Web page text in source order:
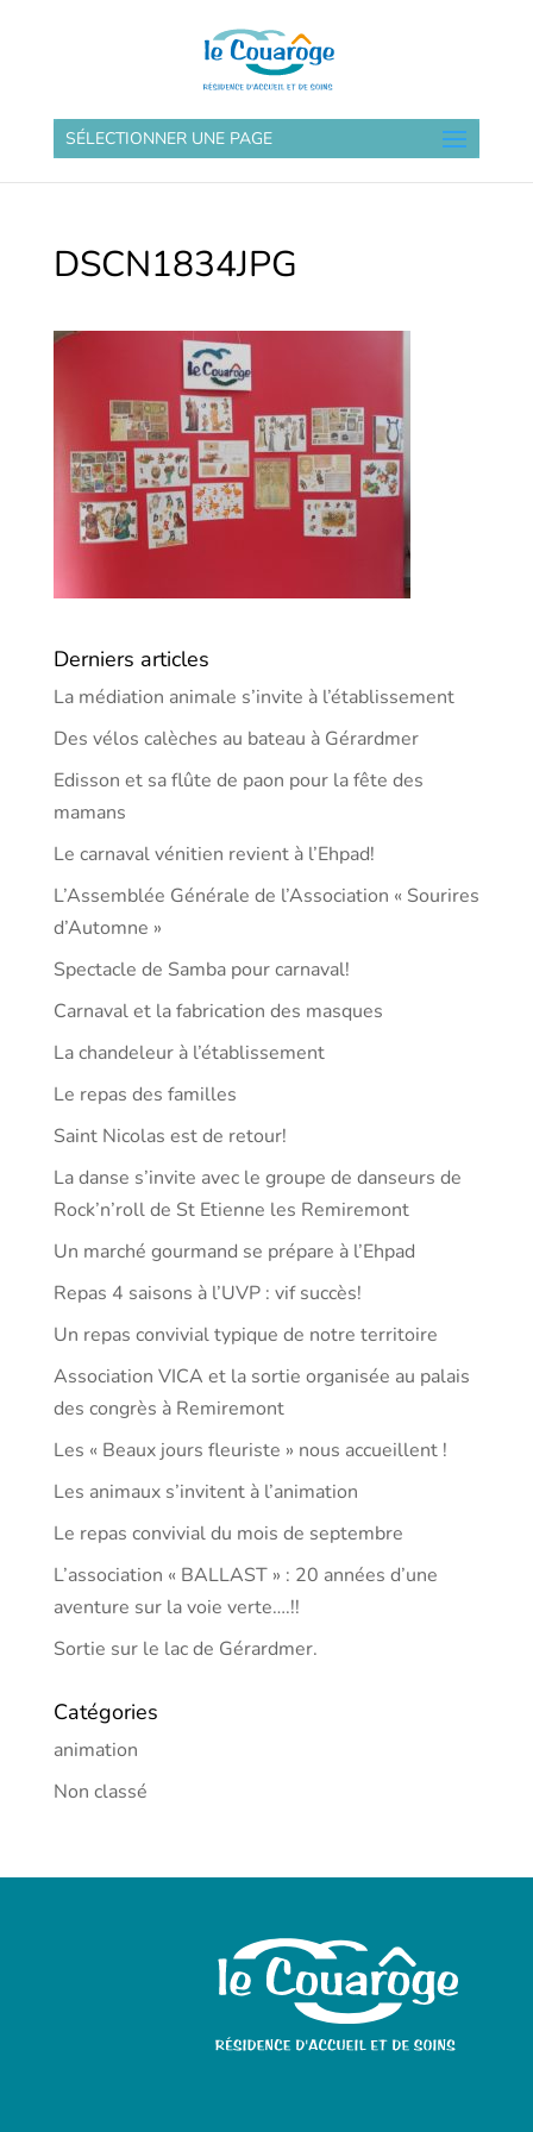
SÉLECTIONNER UNE PAGE
DSCN1834JPG
Derniers articles
La médiation animale s’invite à l’établissement
Des vélos calèches au bateau à Gérardmer
Edisson et sa flûte de paon pour la fête des
mamans
Le carnaval vénitien revient à l’Ehpad!
L’Assemblée Générale de l’Association « Sourires
d’Automne »
Spectacle de Samba pour carnaval!
Carnaval et la fabrication des masques
La chandeleur à l’établissement
Le repas des familles
Saint Nicolas est de retour!
La danse s’invite avec le groupe de danseurs de
Rock’n’roll de St Etienne les Remiremont
Un marché gourmand se prépare à l’Ehpad
Repas 4 saisons à l’UVP : vif succès!
Un repas convivial typique de notre territoire
Association VICA et la sortie organisée au palais
des congrès à Remiremont
Les « Beaux jours fleuriste » nous accueillent !
Les animaux s’invitent à l’animation
Le repas convivial du mois de septembre
L’association « BALLAST » : 20 années d’une
aventure sur la voie verte….!!
Sortie sur le lac de Gérardmer.
Catégories
animation
Non classé